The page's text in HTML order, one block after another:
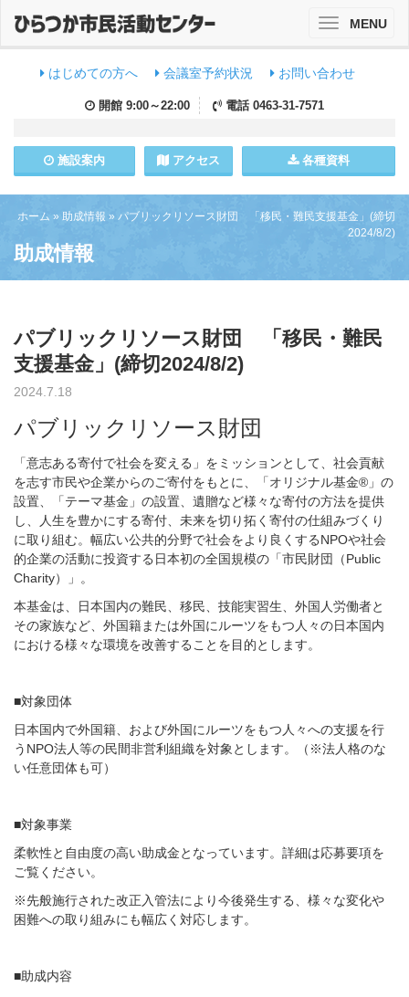
はじめての方へ 会議室予約状況 お問い合わせ
開館 9:00～22:00 電話 0463-31-7571
施設案内 アクセス 各種資料
ToggleMENU
ホーム » 助成情報 » パブリックリソース財団 「移民・難民支援基金」(締切
2024/8/2)
助成情報
パブリックリソース財団 「移民・難民
支援基金」(締切2024/8/2)
2024.7.18
パブリックリソース財団
「意志ある寄付で社会を変える」をミッションとして、社会貢献
を志す市民や企業からのご寄付をもとに、「オリジナル基金®」の
設置、「テーマ基金」の設置、遺贈など様々な寄付の方法を提供
し、人生を豊かにする寄付、未来を切り拓く寄付の仕組みづくり
に取り組む。幅広い公共的分野で社会をより良くするNPOや社会
的企業の活動に投資する日本初の全国規模の「市民財団（Public
Charity）」。
本基金は、日本国内の難民、移民、技能実習生、外国人労働者と
その家族など、外国籍または外国にルーツをもつ人々の日本国内
における様々な環境を改善することを目的とします。
■対象団体
日本国内で外国籍、および外国にルーツをもつ人々への支援を行
うNPO法人等の民間非営利組織を対象とします。（※法人格のな
い任意団体も可）
■対象事業
柔軟性と自由度の高い助成金となっています。詳細は応募要項を
ご覧ください。
※先般施行された改正入管法により今後発生する、様々な変化や
困難への取り組みにも幅広く対応します。
■助成内容